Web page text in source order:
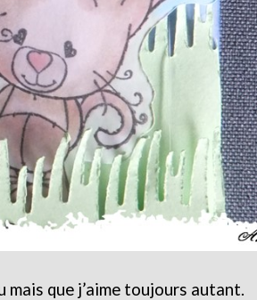
que j’aime toujours autant.